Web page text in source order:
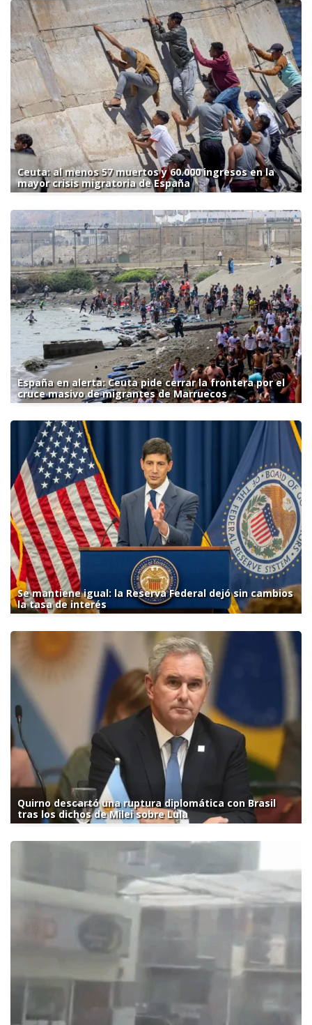
Ceuta: al menos 57 muertos y 60.000 ingresos en la
mayor crisis migratoria de España
España en alerta: Ceuta pide cerrar la frontera por el
cruce masivo de migrantes de Marruecos
Se mantiene igual: la Reserva Federal dejó sin cambios
la tasa de interés
Quirno descartó una ruptura diplomática con Brasil
tras los dichos de Milei sobre Lula